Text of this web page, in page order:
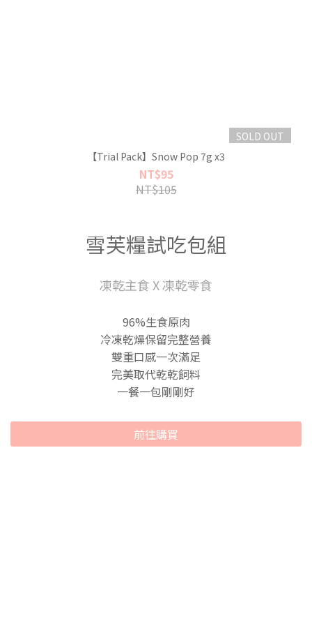
SOLD OUT
【Trial Pack】Snow Pop 7g x3
NT$95
NT$105
雪芙糧試吃包組
凍乾主食 X 凍乾零食
96%生食原肉
冷凍乾燥保留完整營養
雙重口感一次滿足
完美取代乾乾飼料
一餐一包剛剛好
前往購買